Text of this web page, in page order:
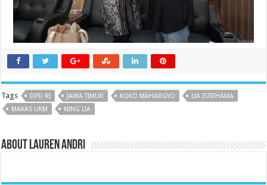
Tags DPD RI JAWA TIMUR KOKO MAHARGYO
LIA ISTIFHAMA
MAKAS UKM
NING LIA
About Lauren Andri